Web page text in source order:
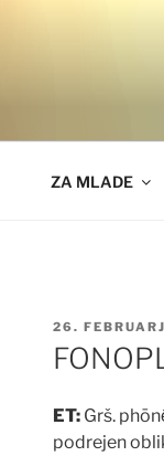
ZA MLADE
OBJAVLJENO
DNE
26.
ET: Grš. phōn
podrejen